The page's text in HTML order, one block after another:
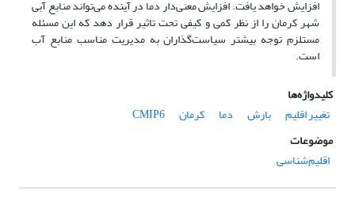
افزایش خواهد یافت. افزایش معنی‌دار دما در آینده می‌تواند منابع آبی
شهر کرمان را از نظر کمی و کیفی تحت تاثیر قرار دهد که این مسئله
مستلزم توجه بیشتر سیاست‌گذاران به مدیریت مناسب منابع آب
است.
کلیدواژه‌ها
تغییر اقلیم
بارش دما کرمان
CMIP6
موضوعات
اقلیم‌شناسی